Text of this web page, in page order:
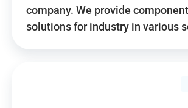
company. We provide
solutions for industry in various